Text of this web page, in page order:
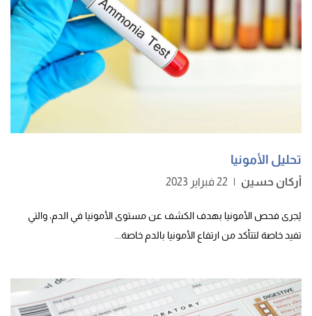
تحليل الأمونيا
أركان حسين | 22 فبراير 2023
يُجرى فحص الأمونيا بهدف الكشف عن مستوى الأمونيا في الدم، والتي
تفيد خاصة لتتأكد من ارتفاع الأمونيا بالدم خاصة...